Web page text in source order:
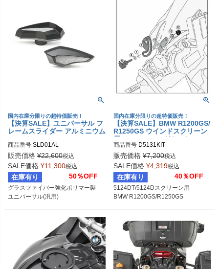
国内在庫分限りの超特価販売！
【決算SALE】ユニバーサル フ
レームスライダー アルミニウム
シルバー GIVI
商品番号 SLD01AL
販売価格 ¥22,600税込
SALE価格 ¥11,300税込
在庫有り 50％OFF
グラスファイバー強化ポリマー製
ユニバーサル(汎用)
国内在庫分限りの超特価販売！
【決算SALE】BMW R1200GS/
R1250GS ウインドスクリーン
用 フィッティングキット GIVI
商品番号 D5131KIT
販売価格 ¥7,200税込
SALE価格 ¥4,319税込
在庫有り 40％OFF
5124DT/5124Dスクリーン用
BMW R1200GS/R1250GS